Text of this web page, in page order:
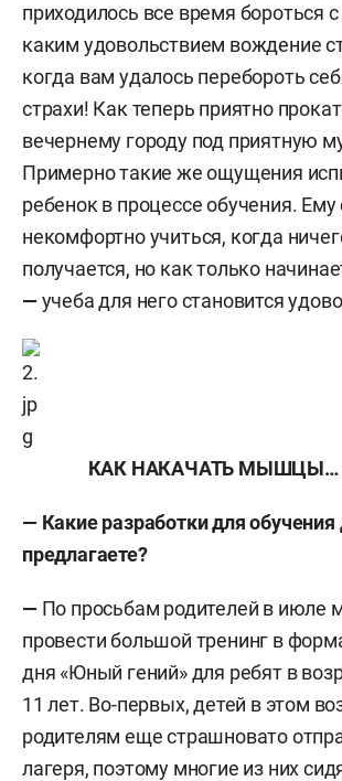
приходилось все время бороться
каким удовольствием вождение
когда вам удалось перебороть
страхи! Как теперь приятно
вечернему городу под приятную
Примерно такие же ощущения
ребенок в процессе обучения. Ему
некомфортно учиться, когда
получается, но как только
— учеба для него становится
КАК НАКАЧАТЬ МЫШЦЫ…
— Какие разработки для
предлагаете?
— По просьбам родителей в июле
провести большой тренинг в
дня «Юный гений» для ребят в
11 лет. Во-первых, детей в этом
родителям еще страшновато
лагеря, поэтому многие из них